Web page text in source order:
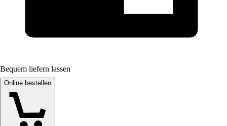
Bequem liefern lassen
Online bestellen